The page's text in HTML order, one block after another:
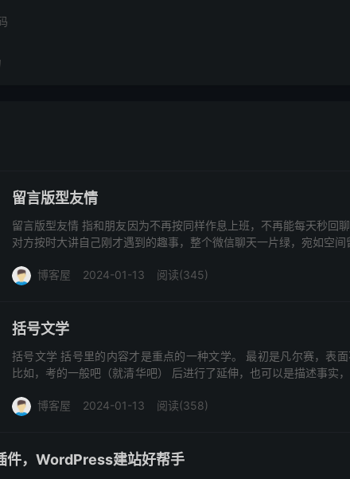
留言版型友情
留言版型友情 指和朋友因为不再按同样作息上班，不再能每天秒回
对方按时大讲自己刚才遇到的趣事，整个微信聊天一片绿，宛如空间
博客屋 2024-01-13 阅读(345)
括号文学
括号文学 括号里的内容才是重点的一种文学。 最初是凡尔赛，表面
比如，考的一般吧（就清华吧） 后进行了延伸，也可以是描述事实
博客屋 2024-01-13 阅读(358)
件，WordPress建站好帮手